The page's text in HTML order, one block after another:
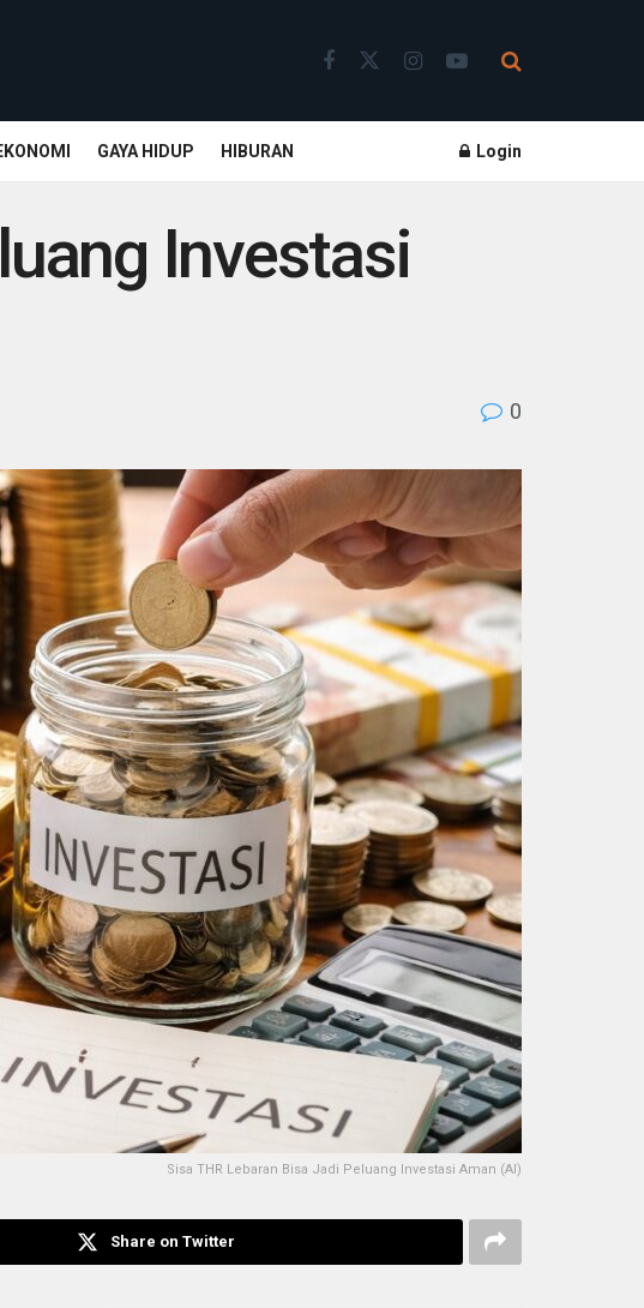
GAYA HIDUP HIBURAN Login
Investasi
0
Sisa THR Lebaran Bisa Jadi Peluang Investasi Aman (AI)
Share on Twitter